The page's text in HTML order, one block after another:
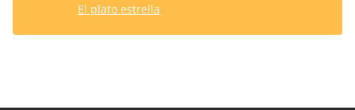
El plato estrella